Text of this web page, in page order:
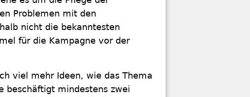
Problemen mit den
nicht die bekanntesten
für die Kampagne vor der
viel mehr Ideen, wie das Thema
beschäftigt mindestens zwei